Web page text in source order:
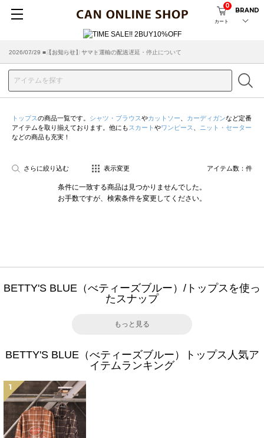
カート
0
BRAND
2026/07/29 ■【お知らせ】ヤマト運輸の配送遅延・停止について
2026/03/18 ■店舗受け取りサービスのご案内
トップスの商品一覧です。 シャツ・ブラウスやカットソー カーディガンなど定番
アイテムを取り揃えております。他にも スカート やワンピース
ニット・セーター
などの商品も充実！
さらに絞り込む 表示変更 アイテム数： 件
条件に一致する商品は見つかりませんでした。
お手数ですが、検索条件を変更してください。
BETTY'S BLUE（べティーズブルー）/トップスを使っ
たスナップ
もっと見る
BETTY'S BLUE（べティーズブルー）トップス人気ア
イテムランキング
1